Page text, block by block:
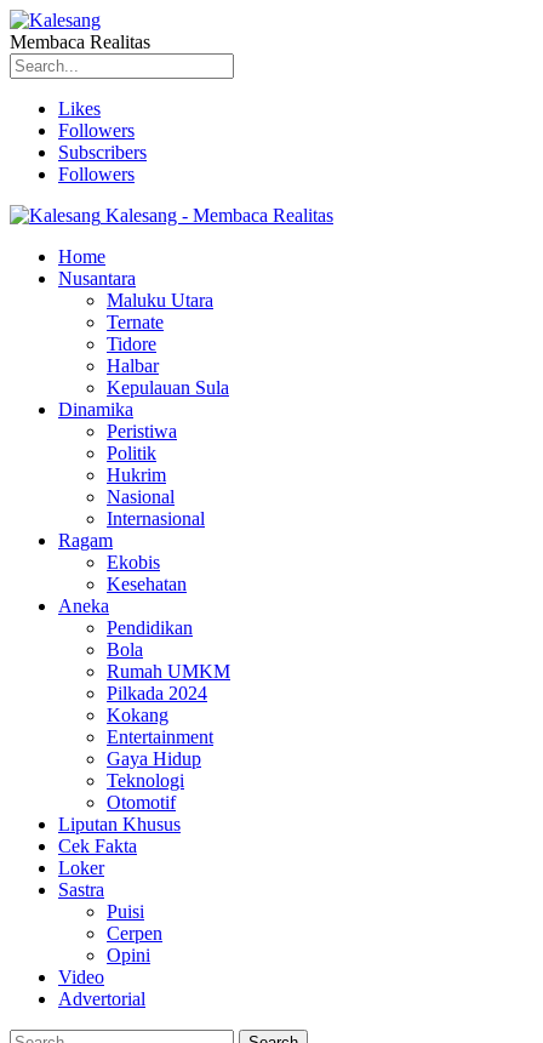
Membaca Realitas
Likes
Followers
Subscribers
Followers
Kalesang - Membaca Realitas
Home
Nusantara
Maluku Utara
Ternate
Tidore
Halbar
Kepulauan Sula
Dinamika
Peristiwa
Politik
Hukrim
Nasional
Internasional
Ragam
Ekobis
Kesehatan
Aneka
Pendidikan
Bola
Rumah UMKM
Pilkada 2024
Kokang
Entertainment
Gaya Hidup
Teknologi
Otomotif
Liputan Khusus
Cek Fakta
Loker
Sastra
Puisi
Cerpen
Opini
Video
Advertorial